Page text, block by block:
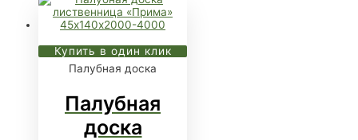
Купить в один клик
Палубная доска
Палубная
доска